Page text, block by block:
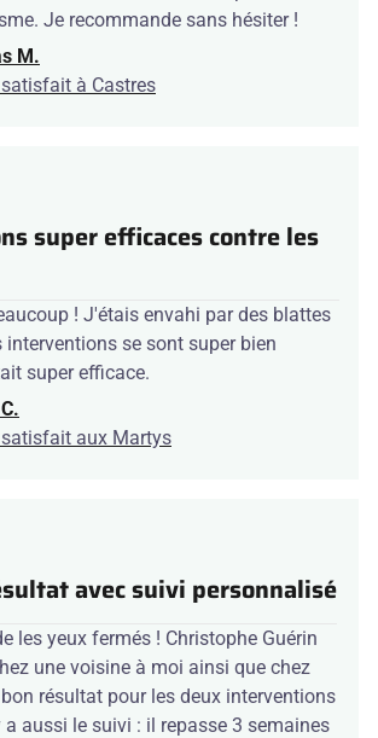
Je recommande sans hésiter !
M.
à Castres
super efficaces contre les
! J'étais envahi par des blattes
interventions se sont super bien
super efficace.
aux Martys
avec suivi personnalisé
les yeux fermés ! Christophe Guérin
une voisine à moi ainsi que chez
résultat pour les deux interventions
aussi le suivi : il repasse 3 semaines